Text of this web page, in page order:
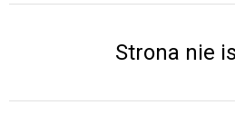
Strona nie